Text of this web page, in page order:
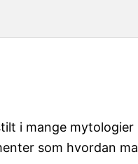
i mange
som hvordan